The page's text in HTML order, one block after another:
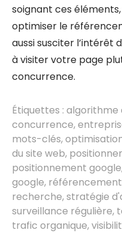
soignant ces
optimiser le
aussi susciter l’intérêt
à visiter votre page
concurrence.
Étiquettes : algorithme
concurrence,
mots-clés,
du site web,
positionnement google
google,
recherche,stratégie
surveillance régulière,
trafic organique,